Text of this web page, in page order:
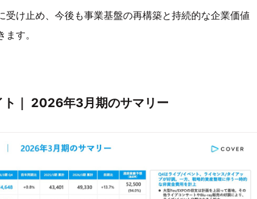
受け止め、今後も事業基盤の再構築と持続的な企業価値
す。
ト｜ 2026年3月期のサマリー